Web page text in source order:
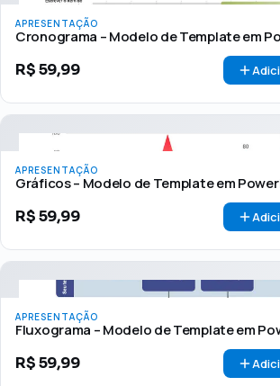
APRESENTAÇÃO
Cronograma – Modelo de Template em
R$59,99
APRESENTAÇÃO
Gráficos – Modelo de Template em
R$59,99
APRESENTAÇÃO
Fluxograma – Modelo de Template em
R$59,99